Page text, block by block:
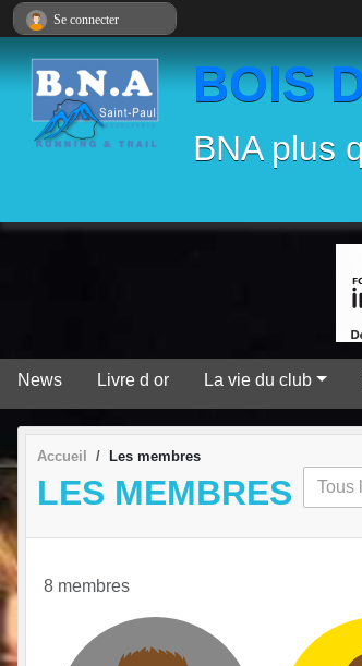
BOIS
BNA plus
News Livre d or La vie du club
Accueil Les membres
LES MEMBRES
8 membres
Se connecter
Panneau de gestion des cookies